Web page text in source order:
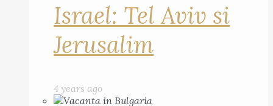
Israel: Tel Aviv si
Jerusalim
4 years ago